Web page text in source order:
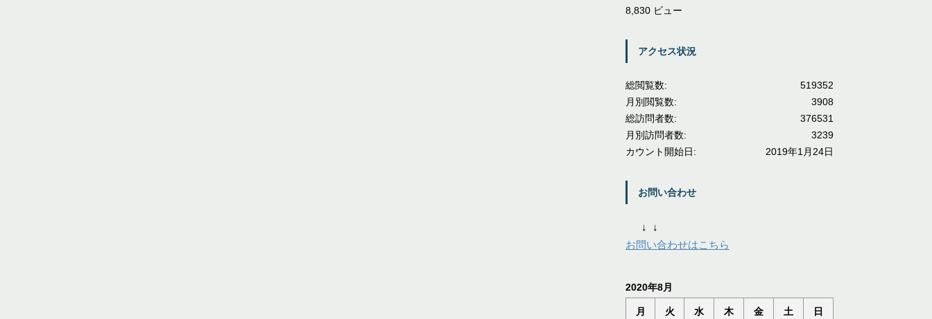
8,830 ビュー
アクセス状況
519352
総閲覧数:
3908
月別閲覧数:
376531
総訪問者数:
3239
月別訪問者数:
2019年1月24日
カウント開始日:
お問い合わせ
↓
↓
お問い合わせはこちら
2020年8月
月 火 水 木 金 土 日